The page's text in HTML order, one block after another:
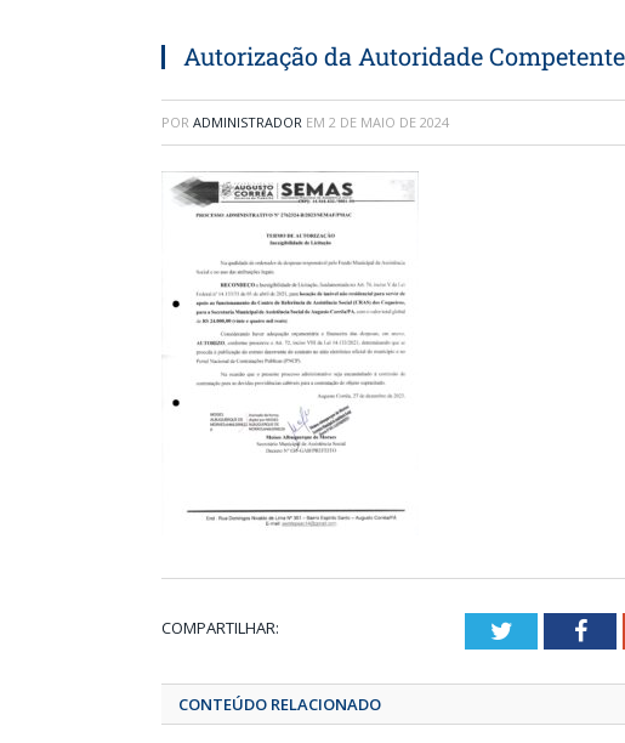
Autorização da Autoridade Competente
POR ADMINISTRADOR EM 2 DE MAIO DE 2024
COMPARTILHAR:
CONTEÚDO RELACIONADO